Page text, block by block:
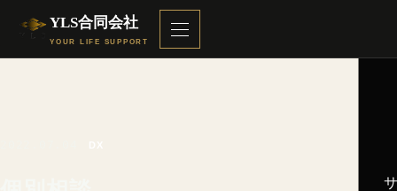
YLS合同会社
YOUR LIFE SUPPORT